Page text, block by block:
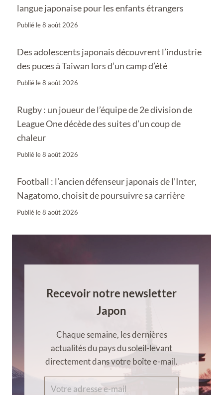
langue japonaise pour les enfants étrangers
Publié le8 août 2026
Des adolescents japonais découvrent l’industrie
des puces à Taiwan lors d’un camp d’été
Publié le8 août 2026
Rugby : un joueur de l’équipe de 2e division de
League One décède des suites d’un coup de
chaleur
Publié le8 août 2026
Football : l’ancien défenseur japonais de l’Inter,
Nagatomo, choisit de poursuivre sa carrière
Publié le8 août 2026
Recevoir notre newsletter
Japon
Chaque semaine, les dernières
actualités du pays du soleil-levant
directement dans votre boîte e-mail.